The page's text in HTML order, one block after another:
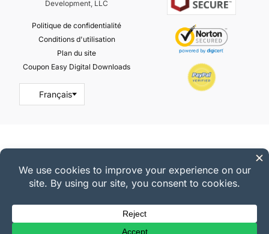
Development, LLC
Politique de confidentialité
Conditions d'utilisation
Plan du site
Coupon Easy Digital Downloads